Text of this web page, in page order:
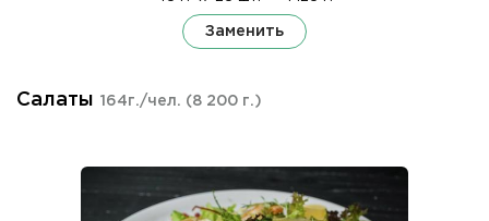
Заменить
Салаты 164г./чел. (8 200 г.)